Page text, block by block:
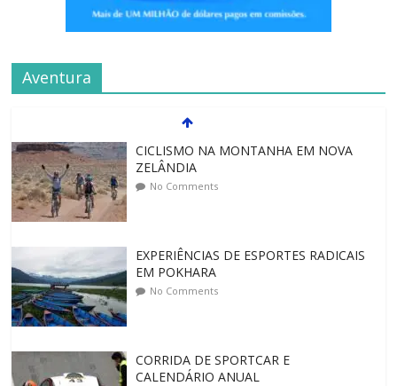
Aventura
CICLISMO NA MONTANHA EM NOVA
ZELÂNDIA
No Comments
EXPERIÊNCIAS DE ESPORTES RADICAIS
EM POKHARA
No Comments
CORRIDA DE SPORTCAR E
CALENDÁRIO ANUAL